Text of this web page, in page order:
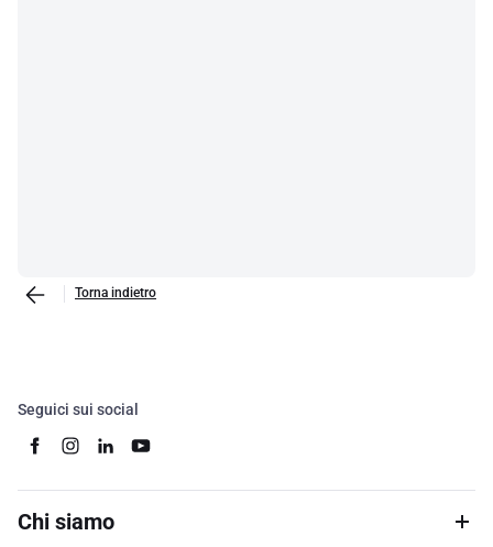
Torna indietro
Seguici sui social
Chi siamo